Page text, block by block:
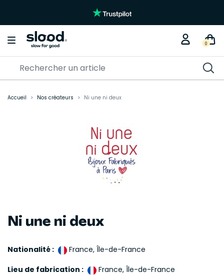
🎨🧵 Jusqu'à -30% sur nos
0
Accueil Nos créateurs Ni une ni deux
Ni une ni deux
Nationalité :
France, Île-de-France
Lieu de fabrication :
France, Île-de-France